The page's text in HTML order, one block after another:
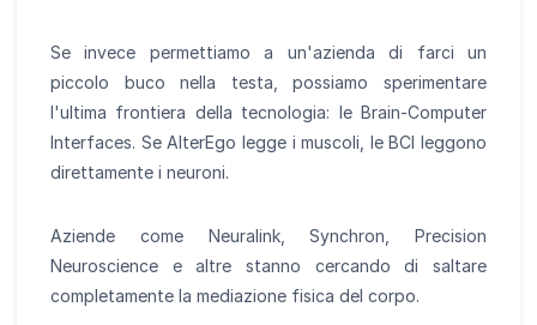
Se invece permettiamo a un'azienda di farci un
piccolo buco nella testa, possiamo sperimentare
l'ultima frontiera della tecnologia: le Brain-Computer
Interfaces. Se AlterEgo legge i muscoli, le BCI leggono
direttamente i neuroni.
Aziende come Neuralink, Synchron, Precision
Neuroscience e altre stanno cercando di saltare
completamente la mediazione fisica del corpo.